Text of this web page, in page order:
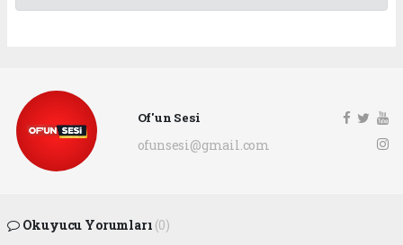
Of'un Sesi
ofunsesi@gmail.com
Okuyucu Yorumları (0)